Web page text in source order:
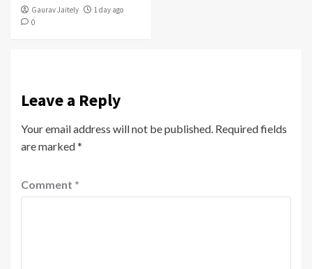
Gaurav Jaitely
1 day ago
0
Leave a Reply
Your email address will not be published. Required fields
are marked*
Comment *